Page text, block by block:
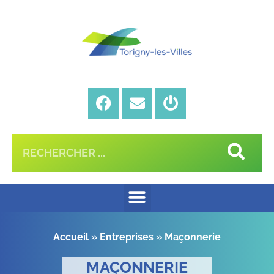
Accueil » Entreprises » Maçonnerie
MAÇONNERIE